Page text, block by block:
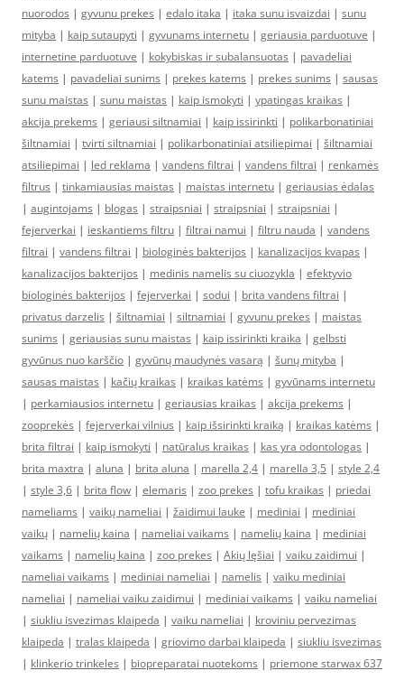
nuorodos | gyvunu prekes | edalo itaka | itaka sunu isvaizdai | sunu
mityba | kaip sutaupyti | gyvunams internetu | geriausia parduotuve |
internetine parduotuve | kokybiskas ir subalansuotas | pavadeliai
katems | pavadeliai sunims | prekes katems | prekes sunims | sausas
sunu maistas | sunu maistas | kaip ismokyti | ypatingas kraikas |
akcija prekems | geriausi siltnamiai | kaip issirinkti | polikarbonatiniai
šiltnamiai | tvirti siltnamiai | polikarbonatiniai atsiliepimai | šiltnamiai
atsiliepimai | led reklama | vandens filtrai | vandens filtrai | renkamės
filtrus | tinkamiausias maistas | maistas internetu | geriausias ėdalas
| augintojams | blogas | straipsniai | straipsniai | straipsniai |
fejerverkai | ieskantiems filtru | filtrai namui | filtru nauda | vandens
filtrai | vandens filtrai | biologinės bakterijos | kanalizacijos kvapas |
kanalizacijos bakterijos | medinis namelis su ciuozykla | efektyvio
biologinės bakterijos | fejerverkai | sodui | brita vandens filtrai |
privatus darzelis | šiltnamiai | siltnamiai | gyvunu prekes | maistas
sunims | geriausias sunu maistas | kaip issirinkti kraika | gelbsti
gyvūnus nuo karščio | gyvūnų maudynės vasarą | šunų mityba |
sausas maistas | kačių kraikas | kraikas katėms | gyvūnams internetu
| perkamiausios internetu | geriausias kraikas | akcija prekems |
zooprekės | fejerverkai vilnius | kaip išsirinkti kraiką | kraikas katėms |
brita filtrai | kaip ismokyti | natūralus kraikas | kas yra odontologas |
brita maxtra | aluna | brita aluna | marella 2,4 | marella 3,5 | style 2,4
| style 3,6 | brita flow | elemaris | zoo prekes | tofu kraikas | priedai
nameliams | vaikų nameliai | žaidimui lauke | mediniai | mediniai
vaikų | namelių kaina | nameliai vaikams | namelių kaina | mediniai
vaikams | namelių kaina | zoo prekes | Akių lęšiai | vaiku zaidimui |
nameliai vaikams | mediniai nameliai | namelis | vaiku mediniai
nameliai | nameliai vaiku zaidimui | mediniai vaikams | vaiku nameliai
| siukliu isvezimas klaipeda | vaiku nameliai | kroviniu pervezimas
klaipeda | tralas klaipeda | griovimo darbai klaipeda | siukliu isvezimas
| klinkerio trinkeles | biopreparatai nuotekoms | priemone starwax 637